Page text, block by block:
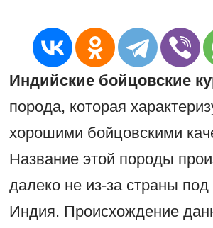
Индийские бойцовские
порода, которая
хорошими бойцовскими
Название этой породы
далеко не из-за страны
Индия. Происхождение